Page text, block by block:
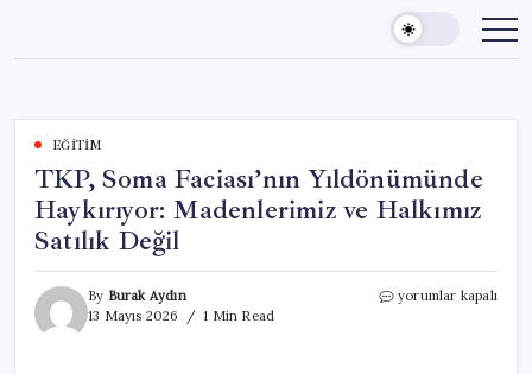
content
EĞITIM
TKP, Soma Faciası’nın Yıldönümünde
Haykırıyor: Madenlerimiz ve Halkımız
Satılık Değil
By Burak Aydın
13 Mayıs 2026
1 Min Read
TKP,
yorumlar kapalı